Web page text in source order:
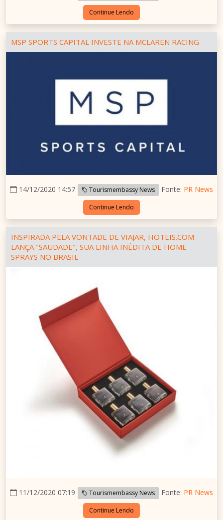
Continue Lendo
MSP SPORTS CAPITAL INVESTE NA MCLAREN RACING
14/12/2020 14:57 Tourismembassy News Fonte: PR News
Continue Lendo
INSPIRADA PELA VONTADE DE VIAJAR, HOTEIS.COM
LANÇA "SAUDADE", SUA LINHA INÉDITA DE HOME
SPRAYS NO BRASIL
11/12/2020 07:19 Tourismembassy News Fonte: PR News
Continue Lendo